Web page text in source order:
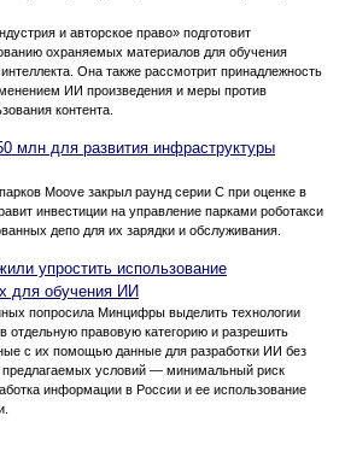
и авторское право» подготовит
охраняемых материалов для обучения
Она также рассмотрит принадлежность
ИИ произведения и меры против
контента.
млн для развития инфраструктуры
Moove закрыл раунд серии C при оценке в
инвестиции на управление парками роботакси
депо для их зарядки и обслуживания.
упростить использование
для обучения ИИ
попросила Минцифры выделить технологии
отдельную правовую категорию и разрешить
с их помощью данные для разработки ИИ без
предлагаемых условий — минимальный риск
информации в России и ее использование